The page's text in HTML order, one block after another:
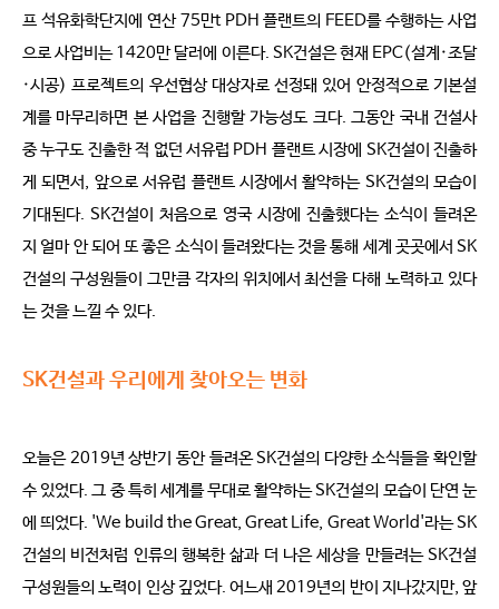
프 석유화학단지에 연산 75만t PDH 플랜트의 FEED를 수행하는 사업
으로 사업비는 1420만 달러에 이른다. SK건설은 현재 EPC(설계·조달
·시공) 프로젝트의 우선협상 대상자로 선정돼 있어 안정적으로 기본설
계를 마무리하면 본 사업을 진행할 가능성도 크다. 그동안 국내 건설사
중 누구도 진출한 적 없던 서유럽 PDH 플랜트 시장에 SK건설이 진출하
게 되면서, 앞으로 서유럽 플랜트 시장에서 활약하는 SK건설의 모습이
기대된다. SK건설이 처음으로 영국 시장에 진출했다는 소식이 들려온
지 얼마 안 되어 또 좋은 소식이 들려왔다는 것을 통해 세계 곳곳에서 SK
건설의 구성원들이 그만큼 각자의 위치에서 최선을 다해 노력하고 있다
는 것을 느낄 수 있다.
SK건설과 우리에게 찾아오는 변화
오늘은 2019년 상반기 동안 들려온 SK건설의 다양한 소식들을 확인할
수 있었다. 그 중 특히 세계를 무대로 활약하는 SK건설의 모습이 단연 눈
에 띄었다. 'We build the Great, Great Life, Great World'라는 SK
건설의 비전처럼 인류의 행복한 삶과 더 나은 세상을 만들려는 SK건설
구성원들의 노력이 인상 깊었다. 어느새 2019년의 반이 지나갔지만, 앞